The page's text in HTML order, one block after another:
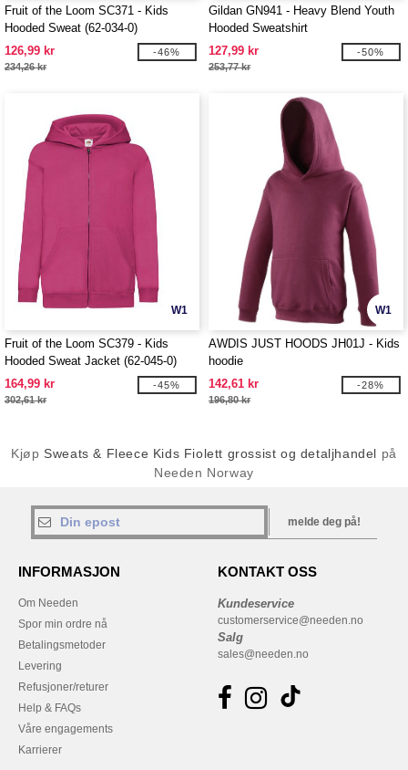
Fruit of the Loom SC371 - Kids
Hooded Sweat (62-034-0)
126,99 kr
234,26 kr
-46%
Gildan GN941 - Heavy Blend Youth
Hooded Sweatshirt
127,99 kr
253,77 kr
-50%
W1
Fruit of the Loom SC379 - Kids
Hooded Sweat Jacket (62-045-0)
164,99 kr
302,61 kr
-45%
W1
AWDIS JUST HOODS JH01J - Kids
hoodie
142,61 kr
196,80 kr
-28%
Kjøp Sweats & Fleece Kids Fiolett grossist og detaljhandel på
Needen Norway
melde deg på!
INFORMASJON
Om Needen
Spor min ordre nå
Betalingsmetoder
Levering
Refusjoner/returer
Help & FAQs
Våre engagements
Karrierer
KONTAKT OSS
Kundeservice
customerservice@needen.no
Salg
sales@needen.no